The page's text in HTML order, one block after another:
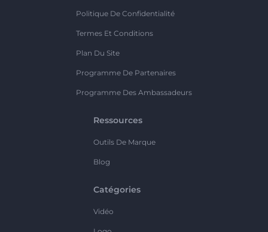
Politique De Confidentialité
Termes Et Conditions
Plan Du Site
Programme De Partenaires
Programme Des Ambassadeurs
Ressources
Outils De Marque
Blog
Catégories
Vidéo